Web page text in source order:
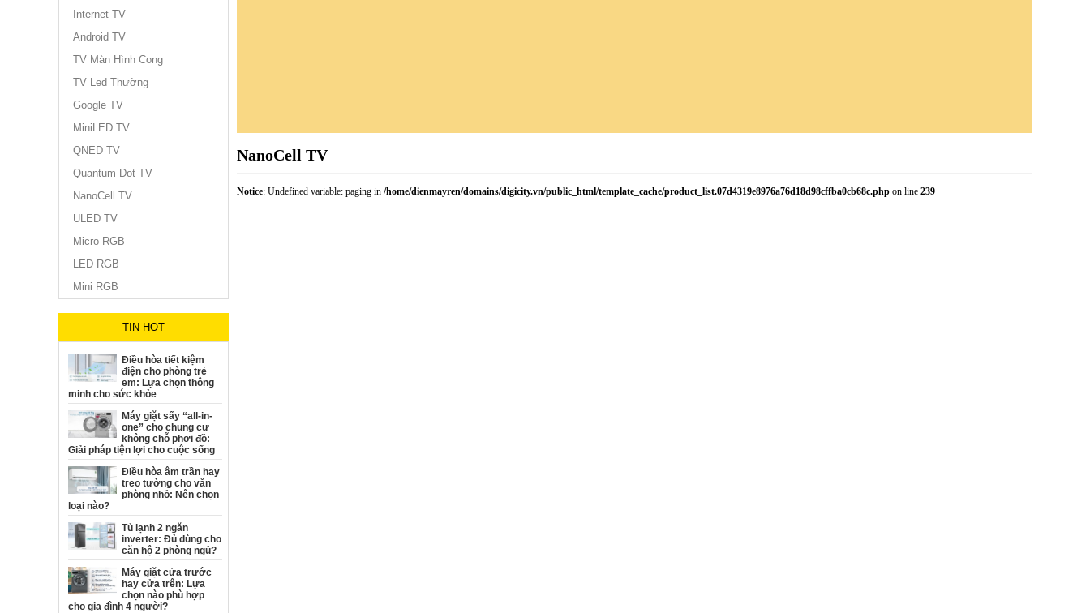
Internet TV
Android TV
TV Màn Hình Cong
TV Led Thường
Google TV
MiniLED TV
QNED TV
Quantum Dot TV
NanoCell TV
ULED TV
Micro RGB
LED RGB
Mini RGB
TIN HOT
Điều hòa tiết kiệm
điện cho phòng trẻ
em: Lựa chọn thông
minh cho sức khỏe
Máy giặt sấy “all-in-
one” cho chung cư
không chỗ phơi đồ:
Giải pháp tiện lợi cho cuộc sống
Điều hòa âm trần hay
treo tường cho văn
phòng nhỏ: Nên chọn
loại nào?
Tủ lạnh 2 ngăn
inverter: Đủ dùng cho
căn hộ 2 phòng ngủ?
Máy giặt cửa trước
hay cửa trên: Lựa
chọn nào phù hợp
cho gia đình 4 người?
NanoCell TV
Notice: Undefined variable: paging in /home/dienmayren/domains/digicity.vn/public_html/template_cache/product_list.07d4319e8976a76d18d98cffba0cb68c.php on line 239